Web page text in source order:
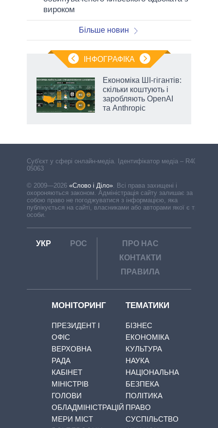
вироком
Більше новин
ІНФОГРАФІКА
Економіка ШІ-гігантів:
скільки коштують і
заробляють OpenAI
та Anthropic
Cуб'єкт у сфері онлайн-медіа. Ідентифікатор медіа – R40-
05063
© 2009—2026 «Слово і Діло» Всі права захищені і
охороняються законом. Адміністрація сайту залишає за
собою право не погоджуватися з інформацією, яка
публікується на сайті, власниками або авторами якої є треті
особи.
УКР РОС
ПРО НАС
КОНТАКТИ
ПРАВИЛА
МОНІТОРИНГ
ПРЕЗИДЕНТ І
ОФІС
ВЕРХОВНА
РАДА
КАБІНЕТ
МІНІСТРІВ
ГОЛОВИ
ОБЛАДМІНІСТРАЦІЙ
МЕРИ МІСТ
ТЕМАТИКИ
БІЗНЕС
ЕКОНОМІКА
КУЛЬТУРА
НАУКА
НАЦІОНАЛЬНА
БЕЗПЕКА
ПОЛІТИКА
ПРАВО
СУСПІЛЬСТВО